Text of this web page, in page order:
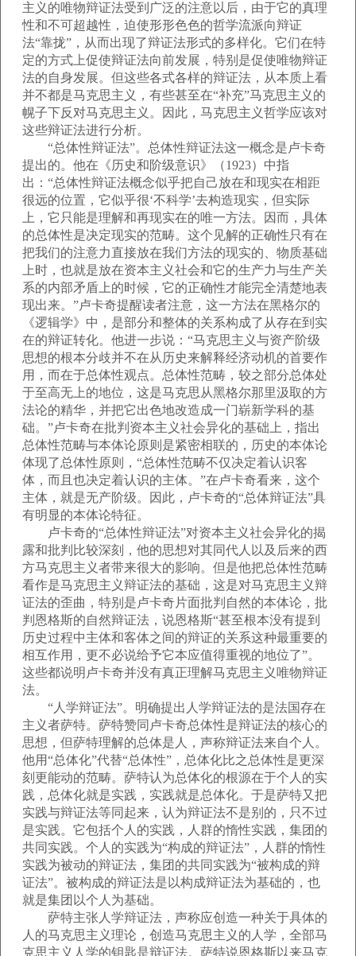
主义的唯物辩证法受到广泛的注意以后，由于它的真理
性和不可超越性，迫使形形色色的哲学流派向辩证
法“靠拢”，从而出现了辩证法形式的多样化。它们在特
定的方式上促使辩证法向前发展，特别是促使唯物辩证
法的自身发展。但这些各式各样的辩证法，从本质上看
并不都是马克思主义，有些甚至在“补充”马克思主义的
幌子下反对马克思主义。因此，马克思主义哲学应该对
这些辩证法进行分析。
“总体性辩证法”。总体性辩证法这一概念是卢卡奇
提出的。他在《历史和阶级意识》（1923）中指
出：“总体性辩证法概念似乎把自己放在和现实在相距
很远的位置，它似乎很‘不科学’去构造现实，但实际
上，它只能是理解和再现实在的唯一方法。因而，具体
的总体性是决定现实的范畴。这个见解的正确性只有在
把我们的注意力直接放在我们方法的现实的、物质基础
上时，也就是放在资本主义社会和它的生产力与生产关
系的内部矛盾上的时候，它的正确性才能完全清楚地表
现出来。”卢卡奇提醒读者注意，这一方法在黑格尔的
《逻辑学》中，是部分和整体的关系构成了从存在到实
在的辩证转化。他进一步说：“马克思主义与资产阶级
思想的根本分歧并不在从历史来解释经济动机的首要作
用，而在于总体性观点。总体性范畴，较之部分总体处
于至高无上的地位，这是马克思从黑格尔那里汲取的方
法论的精华，并把它出色地改造成一门崭新学科的基
础。”卢卡奇在批判资本主义社会异化的基础上，指出
总体性范畴与本体论原则是紧密相联的，历史的本体论
体现了总体性原则，“总体性范畴不仅决定着认识客
体，而且也决定着认识的主体。”在卢卡奇看来，这个
主体，就是无产阶级。因此，卢卡奇的“总体辩证法”具
有明显的本体论特征。
卢卡奇的“总体性辩证法”对资本主义社会异化的揭
露和批判比较深刻，他的思想对其同代人以及后来的西
方马克思主义者带来很大的影响。但是他把总体性范畴
看作是马克思主义辩证法的基础，这是对马克思主义辩
证法的歪曲，特别是卢卡奇片面批判自然的本体论，批
判恩格斯的自然辩证法，说恩格斯“甚至根本没有提到
历史过程中主体和客体之间的辩证的关系这种最重要的
相互作用，更不必说给予它本应值得重视的地位了”。
这些都说明卢卡奇并没有真正理解马克思主义唯物辩证
法。
“人学辩证法”。明确提出人学辩证法的是法国存在
主义者萨特。萨特赞同卢卡奇总体性是辩证法的核心的
思想，但萨特理解的总体是人，声称辩证法来自个人。
他用“总体化”代替“总体性”，总体化比之总体性是更深
刻更能动的范畴。萨特认为总体化的根源在于个人的实
践，总体化就是实践，实践就是总体化。于是萨特又把
实践与辩证法等同起来，认为辩证法不是别的，只不过
是实践。它包括个人的实践，人群的惰性实践，集团的
共同实践。个人的实践为“构成的辩证法”，人群的惰性
实践为被动的辩证法，集团的共同实践为“被构成的辩
证法”。被构成的辩证法是以构成辩证法为基础的，也
就是集团以个人为基础。
萨特主张人学辩证法，声称应创造一种关于具体的
人的马克思主义理论，创造马克思主义的人学，全部马
克思主义人学的钥匙是辩证法。萨特说恩格斯以来马克